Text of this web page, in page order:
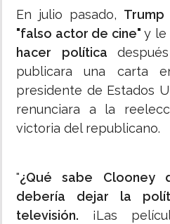
En julio pasado,
"falso actor de cine"y le
hacer política
publicara una carta
presidente de Estados
renunciara a la
victoria del republicano.
"¿Qué sabe Clooney
debería dejar la
televisión. ¡Las